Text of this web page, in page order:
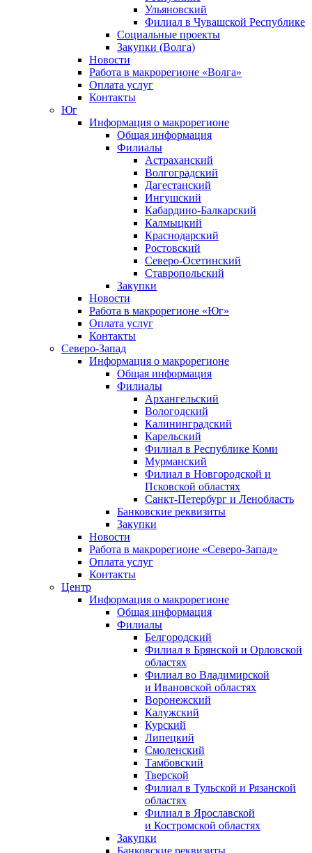
Ульяновский
Филиал в Чувашской Республике
Социальные проекты
Закупки (Волга)
Новости
Работа в макрорегионе «Волга»
Оплата услуг
Контакты
Юг
Информация о макрорегионе
Общая информация
Филиалы
Астраханский
Волгоградский
Дагестанский
Ингушский
Кабардино-Балкарский
Калмыцкий
Краснодарский
Ростовский
Северо-Осетинский
Ставропольский
Закупки
Новости
Работа в макрорегионе «Юг»
Оплата услуг
Контакты
Северо-Запад
Информация о макрорегионе
Общая информация
Филиалы
Архангельский
Вологодский
Калининградский
Карельский
Филиал в Республике Коми
Мурманский
Филиал в Новгородской и
Псковской областях
Санкт-Петербург и Ленобласть
Банковские реквизиты
Закупки
Новости
Работа в макрорегионе «Северо-Запад»
Оплата услуг
Контакты
Центр
Информация о макрорегионе
Общая информация
Филиалы
Белгородский
Филиал в Брянской и Орловской
областях
Филиал во Владимирской
и Ивановской областях
Воронежский
Калужский
Курский
Липецкий
Смоленский
Тамбовский
Тверской
Филиал в Тульской и Рязанской
областях
Филиал в Ярославской
и Костромской областях
Закупки
Банковские реквизиты